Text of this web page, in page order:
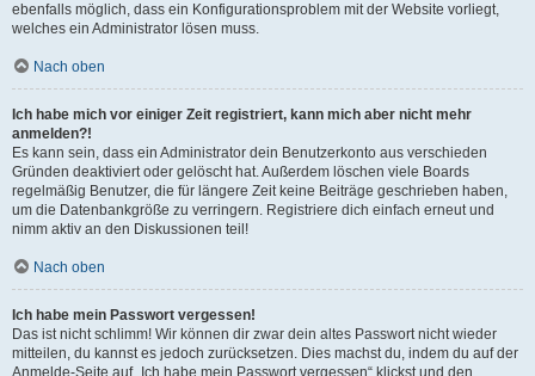
ebenfalls möglich, dass ein Konfigurationsproblem mit der Website vorliegt,
welches ein Administrator lösen muss.
Nach oben
Ich habe mich vor einiger Zeit registriert, kann mich aber nicht mehr
anmelden?!
Es kann sein, dass ein Administrator dein Benutzerkonto aus verschieden
Gründen deaktiviert oder gelöscht hat. Außerdem löschen viele Boards
regelmäßig Benutzer, die für längere Zeit keine Beiträge geschrieben haben,
um die Datenbankgröße zu verringern. Registriere dich einfach erneut und
nimm aktiv an den Diskussionen teil!
Nach oben
Ich habe mein Passwort vergessen!
Das ist nicht schlimm! Wir können dir zwar dein altes Passwort nicht wieder
mitteilen, du kannst es jedoch zurücksetzen. Dies machst du, indem du auf der
Anmelde-Seite auf „Ich habe mein Passwort vergessen“ klickst und den